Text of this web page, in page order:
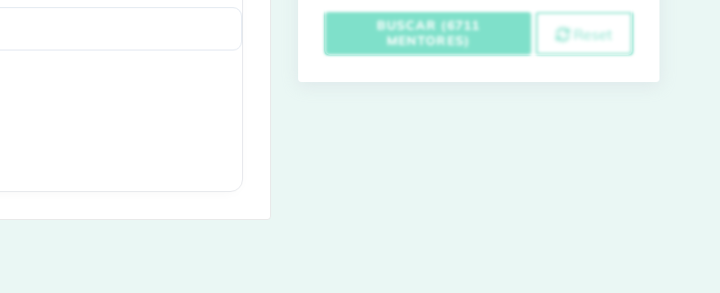
BUSCAR (6711
MENTORES)
Reset